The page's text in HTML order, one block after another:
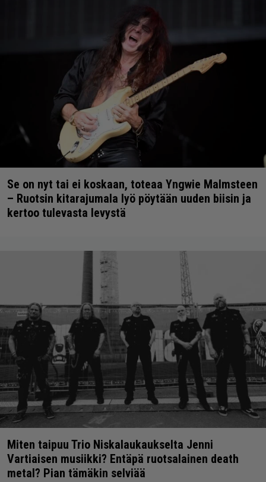
Se on nyt tai ei koskaan, toteaa Yngwie Malmsteen
– Ruotsin kitarajumala lyö pöytään uuden biisin ja
kertoo tulevasta levystä
Miten taipuu Trio Niskalaukaukselta Jenni
Vartiaisen musiikki? Entäpä ruotsalainen death
metal? Pian tämäkin selviää